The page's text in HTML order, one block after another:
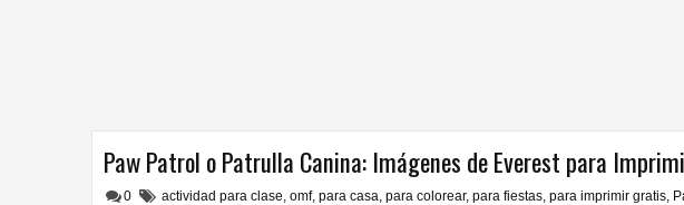
Paw Patrol o Patrulla Canina: Imágenes de Everest para
0 actividad para clase, omf, para casa, para colorear, para fiestas, para imprimir gratis,